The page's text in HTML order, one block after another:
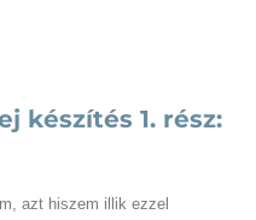
készítés 1. rész:
azt hiszem illik ezzel